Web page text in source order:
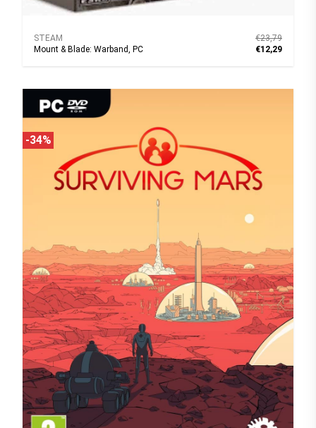
STEAM
Mount & Blade: Warband, PC
€23,79
€12,29
-34%